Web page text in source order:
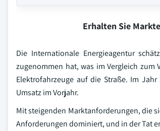
Erhalten Sie
Die Internationale Energieagentur
zugenommen hat, was im Vergleich zum
Elektrofahrzeuge auf die Straße. Im
Umsatz im Vorjahr.
Mit steigenden Marktanforderungen, die
Anforderungen dominiert, und in der Tat